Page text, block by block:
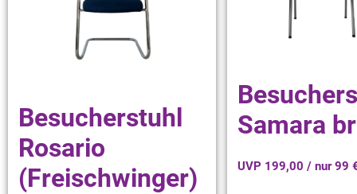
Besucherstuhl
Rosario
(Freischwinger)
Samara
UVP 199,00 / nur 99